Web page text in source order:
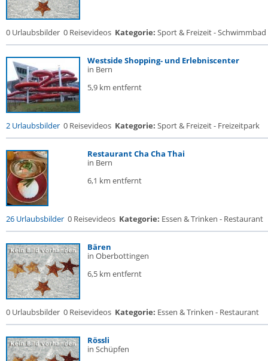
0 Urlaubsbilder 0 Reisevideos Kategorie: Sport & Freizeit - Schwimmbad
Westside Shopping- und Erlebniscenter
in Bern
5,9 km entfernt
2 Urlaubsbilder 0 Reisevideos Kategorie: Sport & Freizeit - Freizeitpark
Restaurant Cha Cha Thai
in Bern
6,1 km entfernt
26 Urlaubsbilder 0 Reisevideos Kategorie: Essen & Trinken - Restaurant
Bären
in Oberbottingen
6,5 km entfernt
0 Urlaubsbilder 0 Reisevideos Kategorie: Essen & Trinken - Restaurant
Rössli
in Schüpfen